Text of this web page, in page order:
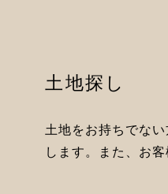
土地探し
土地をお持ちでな
します。また、お